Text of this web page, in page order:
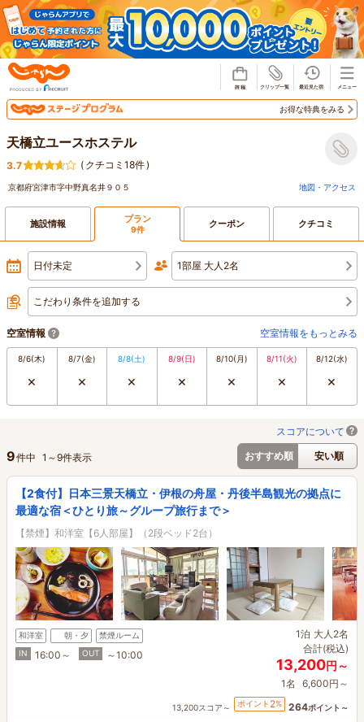
お得な特典をみる
天橋立ユースホステル
3.7 ( クチコミ18件)
京都府宮津市字中野真名井９０５ 地図・アクセス
施設情報 プラン
9件 クーポン クチコミ
日付未定 1部屋 大人2名
こだわり条件を追加する
空室情報 空室情報をもっとみる
8/6(木)
×
8/7(金)
×
8/8(土)
×
8/9(日)
×
8/10(月)
×
8/11(火)
×
8/12(水)
×
スコアについて
おすすめ順
安い順
9件中 1 ～9件表示
【2食付】日本三景天橋立・伊根の舟屋・丹後半島観光の拠点に
最適な宿＜ひとり旅～グループ旅行まで＞
【禁煙】和洋室【6人部屋】（2段ベッド2台）
和洋室 朝・夕
禁煙ルーム
IN
16:00～ OUT ～10:00
1泊 大人2名
合計(税込)
13,200円～
1名 6,600円～
13,200スコア～ ポイント 2% 264ポイント～